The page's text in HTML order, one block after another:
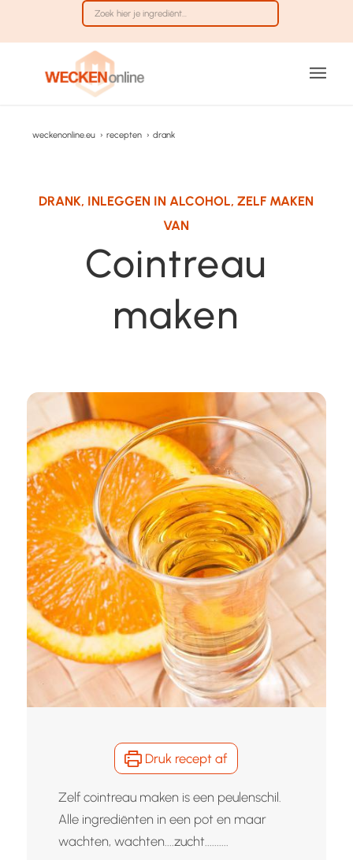
weckenonline.eu › recepten › drank
DRANK, INLEGGEN IN ALCOHOL,ZELF MAKEN
VAN
Cointreau
maken
Druk recept af
Zelf cointreau maken is een peulenschil.
Alle ingrediënten in een pot en maar
wachten, wachten....zucht..........